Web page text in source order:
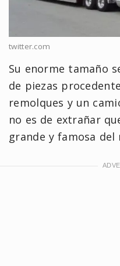
twitter.com
Su enorme tamaño
de piezas
remolques y un
no es de extrañar
grande y famosa del